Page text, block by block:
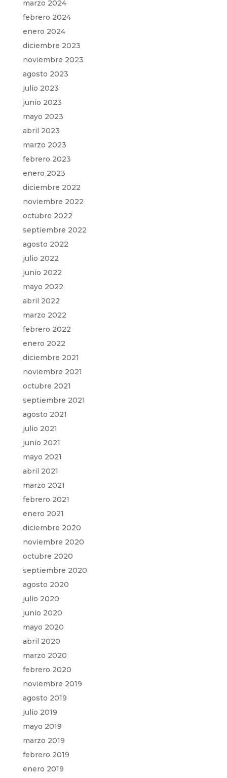
marzo 2024
febrero 2024
enero 2024
diciembre 2023
noviembre 2023
agosto 2023
julio 2023
junio 2023
mayo 2023
abril 2023
marzo 2023
febrero 2023
enero 2023
diciembre 2022
noviembre 2022
octubre 2022
septiembre 2022
agosto 2022
julio 2022
junio 2022
mayo 2022
abril 2022
marzo 2022
febrero 2022
enero 2022
diciembre 2021
noviembre 2021
octubre 2021
septiembre 2021
agosto 2021
julio 2021
junio 2021
mayo 2021
abril 2021
marzo 2021
febrero 2021
enero 2021
diciembre 2020
noviembre 2020
octubre 2020
septiembre 2020
agosto 2020
julio 2020
junio 2020
mayo 2020
abril 2020
marzo 2020
febrero 2020
noviembre 2019
agosto 2019
julio 2019
mayo 2019
marzo 2019
febrero 2019
enero 2019